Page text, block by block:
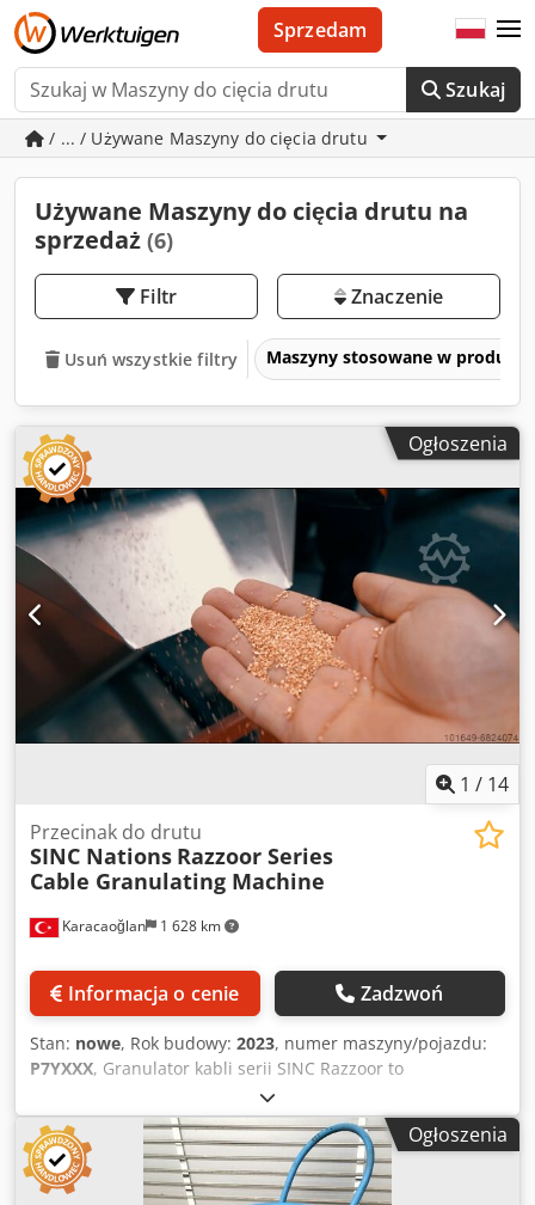
Szukaj
Sprzedam
/ ... / Używane Maszyny do cięcia drutu
Używane Maszyny do cięcia drutu na
sprzedaż (6)
Filtr Znaczenie
Usuń wszystkie filtry Maszyny stosowane w
Ogłoszenia
1 / 14
Karacaoğlan 1 628 km
Przecinak do drutu
SINC Nations Razzoor Series
Cable Granulating Machine
Informacja o cenie Zadzwoń
Stan: nowe, Rok budowy: 2023, numer maszyny/pojazdu:
P7YXXX, Granulator kabli serii SINC Razzoor to
zaawansowana maszyna do recyklingu kabli i odpadów
elektronicznych, dzięki kompaktowej konstrukcji maszyna
staje się mobilna, można ją łatwo przenosić w inne miejsca
i działa jak maszyna typu plug and play. Dwjdpfshukfmex
Aafsa Maszyna jest wyposażona we wszystko, co jest
Ogłoszenia